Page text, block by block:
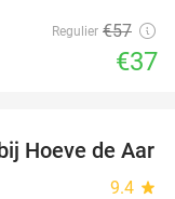
Regulier €57
€37
50%
Hoeve de Aar
9.4 star